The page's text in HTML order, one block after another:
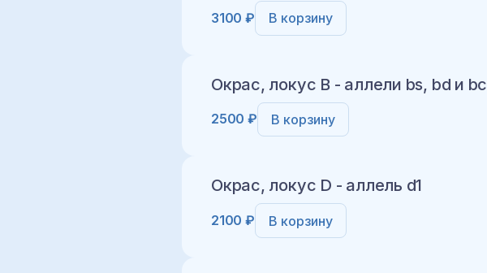
3100 ₽ В корзину
Окрас, локус B - аллели bs, bd и bc
2500 ₽ В корзину
Окрас, локус D - аллель d1
2100 ₽ В корзину